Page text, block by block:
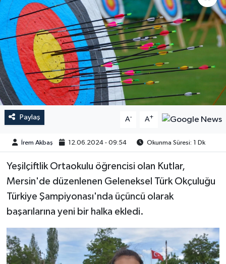
Paylaş A- A+
İrem Akbaş 12.06.2024 - 09:54 Okunma Süresi: 1 Dk
Yeşilçiftlik Ortaokulu öğrencisi olan Kutlar,
Mersin'de düzenlenen Geleneksel Türk Okçuluğu
Türkiye Şampiyonası'nda üçüncü olarak
başarılarına yeni bir halka ekledi.